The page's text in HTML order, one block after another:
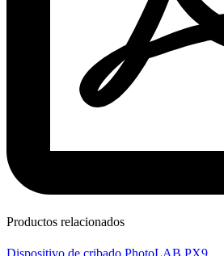
Productos relacionados